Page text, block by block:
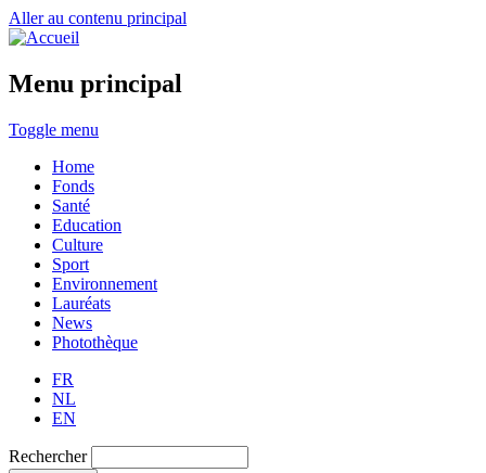
Aller au contenu principal
Menu principal
Toggle menu
Home
Fonds
Santé
Education
Culture
Sport
Environnement
Lauréats
News
Photothèque
FR
NL
EN
Rechercher